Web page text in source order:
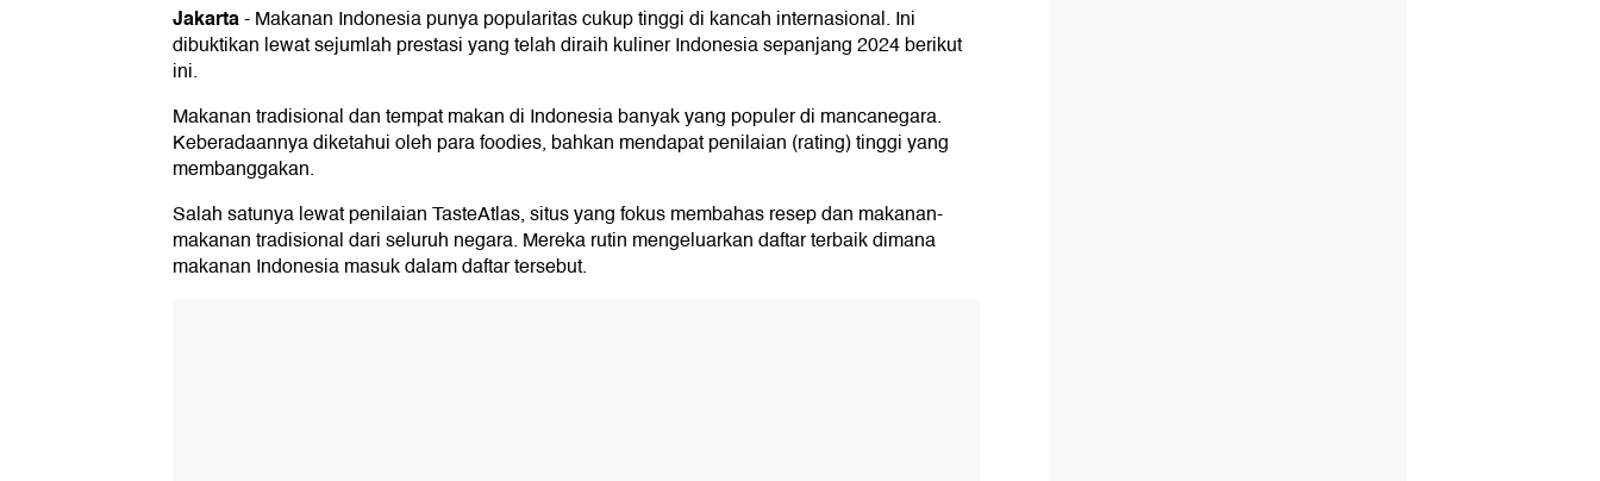
Jakarta-Makanan Indonesia punya popularitas cukup tinggi di kancah internasional. Ini
dibuktikan lewat sejumlah prestasi yang telah diraih kuliner Indonesia sepanjang 2024 berikut
ini.
Makanan tradisional dan tempat makan di Indonesia banyak yang populer di mancanegara.
Keberadaannya diketahui oleh para foodies, bahkan mendapat penilaian (rating) tinggi yang
membanggakan.
Salah satunya lewat penilaian TasteAtlas, situs yang fokus membahas resep dan makanan-
makanan tradisional dari seluruh negara. Mereka rutin mengeluarkan daftar terbaik dimana
makanan Indonesia masuk dalam daftar tersebut.